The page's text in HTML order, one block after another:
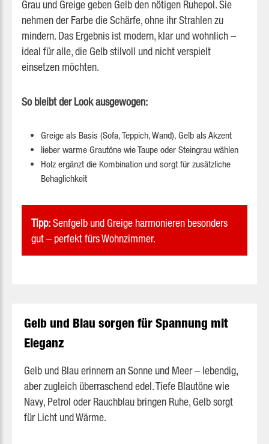
Grau und Greige geben Gelb den nötigen Ruhepol. Sie
nehmen der Farbe die Schärfe, ohne ihr Strahlen zu
mindern. Das Ergebnis ist modern, klar und wohnlich –
ideal für alle, die Gelb stilvoll und nicht verspielt
einsetzen möchten.
So bleibt der Look ausgewogen:
Greige als Basis (Sofa, Teppich, Wand), Gelb als Akzent
lieber warme Grautöne wie Taupe oder Steingrau wählen
Holz ergänzt die Kombination und sorgt für zusätzliche
Behaglichkeit
Tipp:Senfgelb und Greige harmonieren besonders
gut – perfekt fürs Wohnzimmer.
Gelb und Blau sorgen für Spannung mit
Eleganz
Gelb und Blau erinnern an Sonne und Meer – lebendig,
aber zugleich überraschend edel. Tiefe Blautöne wie
Navy, Petrol oder Rauchblau bringen Ruhe, Gelb sorgt
für Licht und Wärme.